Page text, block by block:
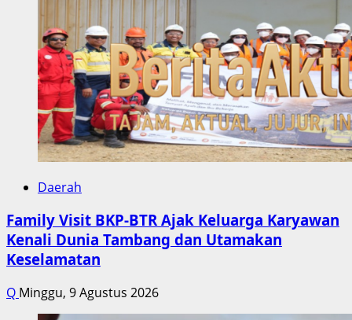
Daerah
Family Visit BKP-BTR Ajak Keluarga Karyawan
Kenali Dunia Tambang dan Utamakan
Keselamatan
Q Minggu, 9 Agustus 2026